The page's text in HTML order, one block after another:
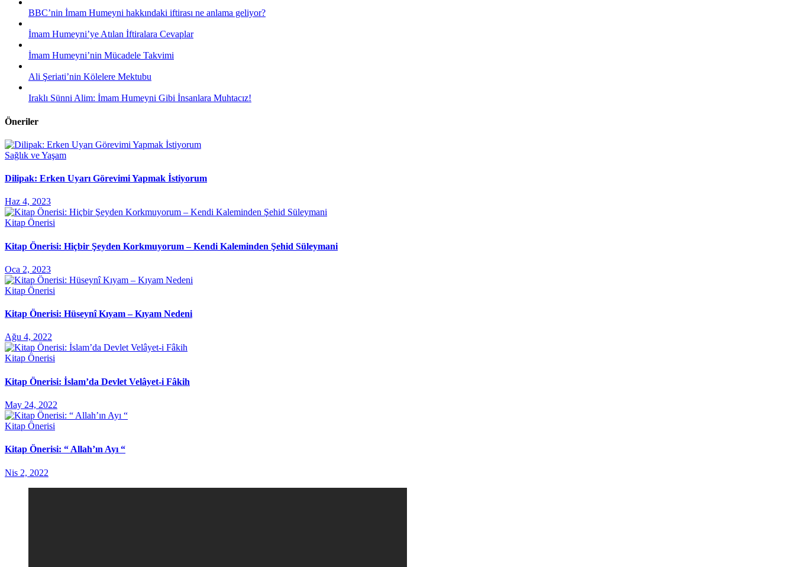
BBC’nin İmam Humeyni hakkındaki iftirası ne anlama geliyor?
İmam Humeyni’ye Atılan İftiralara Cevaplar
İmam Humeyni’nin Mücadele Takvimi
Ali Şeriati’nin Kölelere Mektubu
Iraklı Sünni Alim: İmam Humeyni Gibi İnsanlara Muhtacız!
Öneriler
Sağlık ve Yaşam
Dilipak: Erken Uyarı Görevimi Yapmak İstiyorum
Haz 4, 2023
Kitap Önerisi
Kitap Önerisi: Hiçbir Şeyden Korkmuyorum – Kendi Kaleminden Şehid Süleymani
Oca 2, 2023
Kitap Önerisi
Kitap Önerisi: Hüseynî Kıyam – Kıyam Nedeni
Ağu 4, 2022
Kitap Önerisi
Kitap Önerisi: İslam’da Devlet Velâyet-i Fâkih
May 24, 2022
Kitap Önerisi
Kitap Önerisi: “ Allah’ın Ayı “
Nis 2, 2022